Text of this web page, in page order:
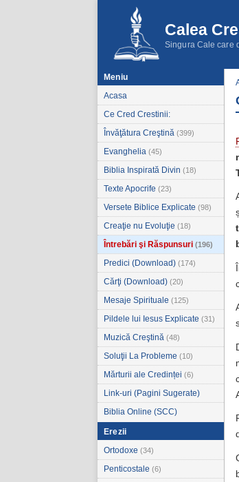
Calea
Singura Cale care
Meniu
Acasa
Ce Cred Crestinii:
Învăţătura Creştină (399)
Evanghelia (45)
Biblia Inspirată Divin (18)
Texte Apocrife (23)
Versete Biblice Explicate (98)
Creaţie nu Evoluţie (18)
Întrebări şi Răspunsuri (196)
Predici (Download) (174)
Cărţi (Download) (20)
Mesaje Spirituale (125)
Pildele lui Iesus Explicate (31)
Muzică Creştină (48)
Soluţii La Probleme (10)
Mărturii ale Credinței (6)
Link-uri (Pagini Sugerate)
Biblia Online (SCC)
Erezii
Ortodoxe (34)
Penticostale (6)